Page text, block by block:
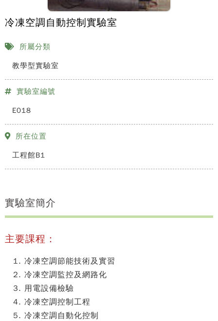
冷凍空調自動控制實驗室
所屬分類
教學型實驗室
實驗室編號
E018
所在位置
工程館B1
實驗室簡介
主要課程：
冷凍空調節能技術及實習
冷凍空調監控及網路化
用電設備檢驗
冷凍空調控制工程
冷凍空調自動化控制